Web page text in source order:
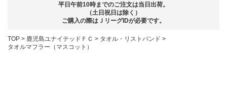
平日午前10時までのご注文は当日出荷。
（土日祝日は除く）
ご購入の際はＪリーグIDが必要です。
TOP 鹿児島ユナイテッドＦＣ
タオル・リストバンド
タオルマフラー（マスコット）